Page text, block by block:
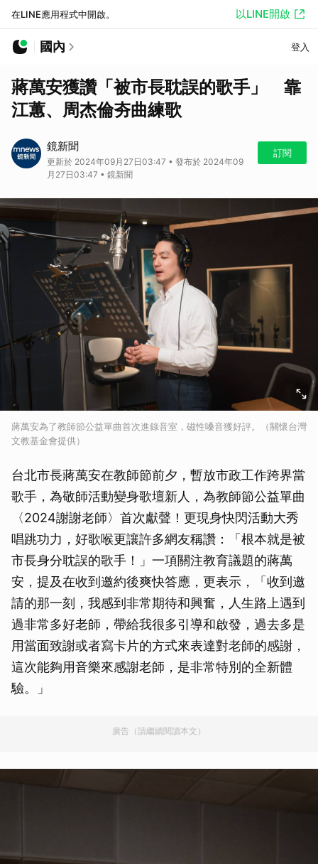
在LINE應用程式中開啟。 以LINE開啟
國內 登入
蔣萬安獲讚「被市長耽誤的歌手」 靠
江蕙、周杰倫夯曲練歌
鏡新聞
更新於 2024年09月27日03:47 • 發布於 2024年09
月27日03:47 • 鏡新聞
訂閱
蔣萬安為了教師節公益單曲首次進錄音室，磁性嗓音獲好評。（關懷台灣
文教基金會提供）
台北市長蔣萬安在教師節前夕，暫放市政工作跨界當
歌手，為敬師活動變身歌壇新人，為教師節公益單曲
〈2024謝謝老師〉首次獻聲！更現身快閃活動大秀
唱跳功力，好歌喉更讓許多網友稱讚：「根本就是被
市長身分耽誤的歌手！」一項關注教育議題的蔣萬
安，提及在收到邀約後爽快答應，更表示，「收到邀
請的那一刻，我感到非常期待和興奮，人生路上遇到
過非常多好老師，帶給我很多引導和啟發，過去多是
用當面致謝或者寫卡片的方式來表達對老師的感謝，
這次能夠用音樂來感謝老師，是非常特別的全新體
驗。」
廣告（請繼續閱讀本文）